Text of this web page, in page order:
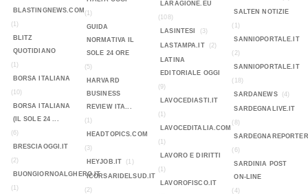
BLASTINGNEWS.COM
(1)
BLITZ
QUOTIDIANO
(1)
BORSA ITALIANA
(10)
BORSA ITALIANA
(IL SOLE 24 ...
(6)
BRESCIAOGGI.IT
(2)
BUONGIORNOALGHERO.IT
(1)
(1)
GUIDA
NORMATIVA IL
SOLE 24 ORE
(5)
HARVARD
BUSINESS
REVIEW ITA...
(1)
HEADTOPICS.COM
(3)
HEYJOB.IT
(1)
ICORSARIDELSUD.IT
(2)
LARAGIONE.EU
(108)
LASINTESI
(3)
LASTAMPA.IT (2)
LATINA
EDITORIALE OGGI
(9)
LAVOCEDIASTI.IT
(1)
LAVOCEDITALIA.COM
(1)
LAVORO E DIRITTI
(1)
LAVOROFISCO.IT
SALTEN NOTIZIE
(1)
SANNIOPORTALE.IT
(2)
SANNIOPORTALE.IT
(18)
SARDANEWS
(4)
SARDEGNALIVE.IT
(8)
(6)
SARDINIA POST
ON-LINE
(4)